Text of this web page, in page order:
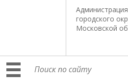
городского
Московской